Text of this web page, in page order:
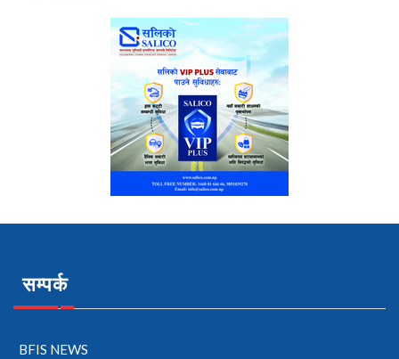
सम्पर्क
BFIS NEWS